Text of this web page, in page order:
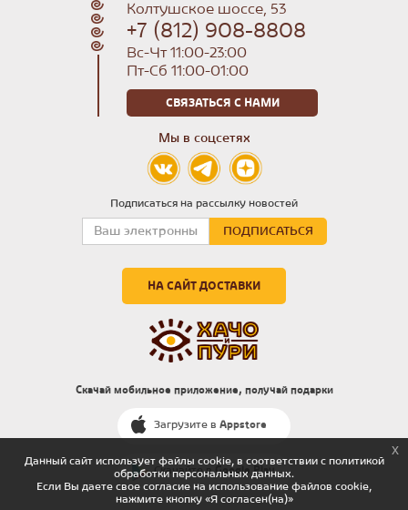
Колтушское шоссе, 53
+7 (812) 908-8808
Вс-Чт 11:00-23:00
Пт-Сб 11:00-01:00
СВЯЗАТЬСЯ С НАМИ
Мы в соцсетях
Подписаться на рассылку новостей
НА САЙТ ДОСТАВКИ
Скачай мобильное приложение, получай подарки
Загрузите в Appstore
Скачайте вGoogle Play
Данный сайт использует файлы cookie, в соответствии с политикой
обработки персональных данных.
Если Вы даете свое согласие на использование файлов cookie,
нажмите кнопку «Я согласен(на)»
x